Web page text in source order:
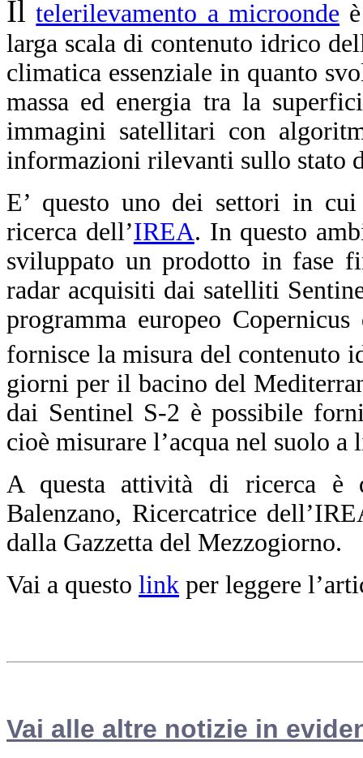
Il telerilevamento a microonde
larga scala di contenuto idrico
climatica essenziale in quanto
massa ed energia tra la
immagini satellitari con
informazioni rilevanti sullo stato
E’ questo uno dei settori in
ricerca dell’IREA. In questo
sviluppato un prodotto in fase
radar acquisiti dai satelliti
programma europeo
fornisce la misura del contenuto
giorni per il bacino del
dai Sentinel S-2 è possibile
cioè misurare l’acqua nel suolo
A questa attività di ricerca è
Balenzano, Ricercatrice
dalla Gazzetta del Mezzogiorno.
Vai a questo link per leggere
Vai alle altre notizie in